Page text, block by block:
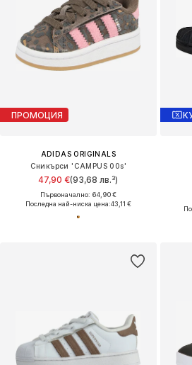
ПРОМОЦИЯ
ADIDAS ORIGINALS
Сникърси 'CAMPUS 00s'
47,90 €(93,68 лв.³)
Първоначално: 64,90 €
Последна най-ниска цена:43,11 €